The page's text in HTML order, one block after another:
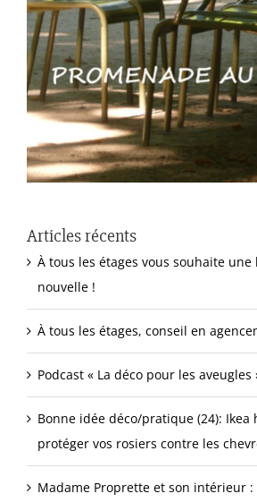
Articles récents
À tous les étages vous souhaite
nouvelle !
À tous les étages, conseil en
Podcast « La déco pour les aveugles
Bonne idée déco/pratique (24): Ikea
protéger vos rosiers contre les
Madame Proprette et son intérieur